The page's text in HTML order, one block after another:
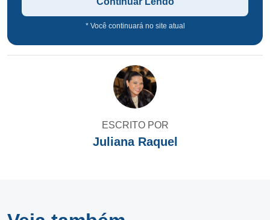
* Você continuará no site atual
ESCRITO POR
Juliana Raquel